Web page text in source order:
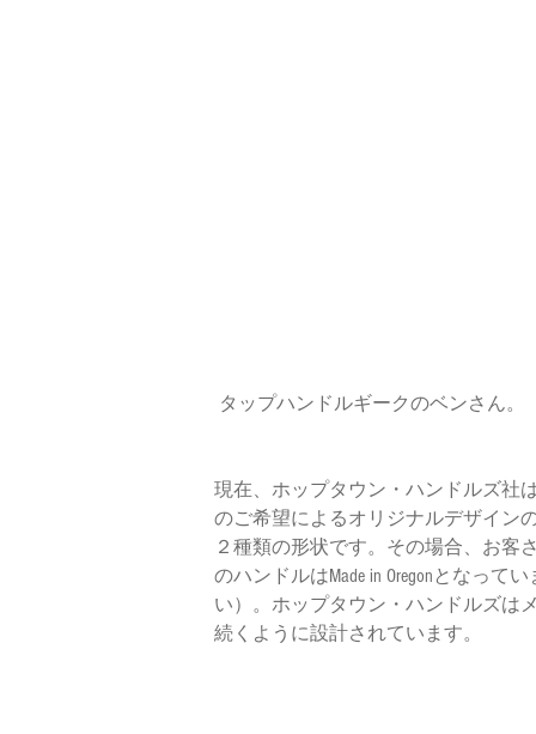
タップハンドルギークのベンさん。
現在、ホップタウン・ハンドルズ社
のご希望によるオリジナルデザイン
２種類の形状です。その場合、お客
のハンドルはMade in Oregonとなっ
い）。ホップタウン・ハンドルズは
続くように設計されています。